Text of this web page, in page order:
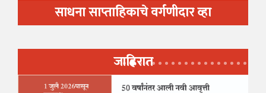
साधना साप्ताहिकाचे वर्गणीदार व्हा
जाहिरात